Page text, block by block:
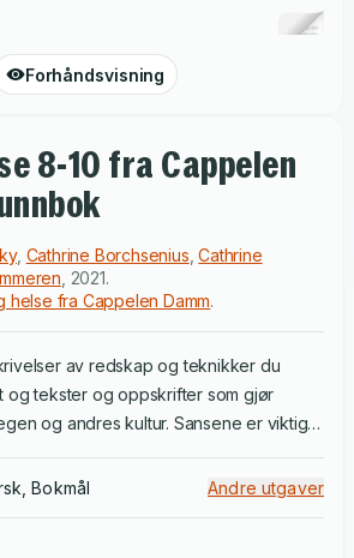
Forhåndsvisning
8-10 fra Cappelen
, Cathrine Borchsenius ,Cathrine
2021.
helse fra Cappelen Damm.
av redskap og teknikker du
og tekster og oppskrifter som gjør
og andres kultur. Sansene er viktige
et eget kapittel. Ett kapittel er viet
lærer å være kritiske til
Bokmål Andre utgaver